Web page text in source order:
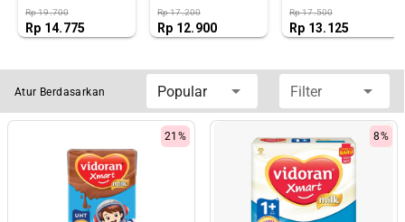
Rp 19.700
Rp 14.775
Rp 17.200
Rp 12.900
25 Tablet
Rp 17.500
Rp 13.125
Atur Berdasarkan Popular Filter
21% 8%